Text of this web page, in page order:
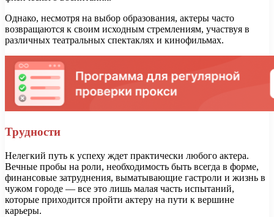
Однако, несмотря на выбор образования, актеры часто
возвращаются к своим исходным стремлениям, участвуя в
различных театральных спектаклях и кинофильмах.
Трудности
Нелегкий путь к успеху ждет практически любого актера.
Вечные пробы на роли, необходимость быть всегда в форме,
финансовые затруднения, выматывающие гастроли и жизнь в
чужом городе — все это лишь малая часть испытаний,
которые приходится пройти актеру на пути к вершине
карьеры.